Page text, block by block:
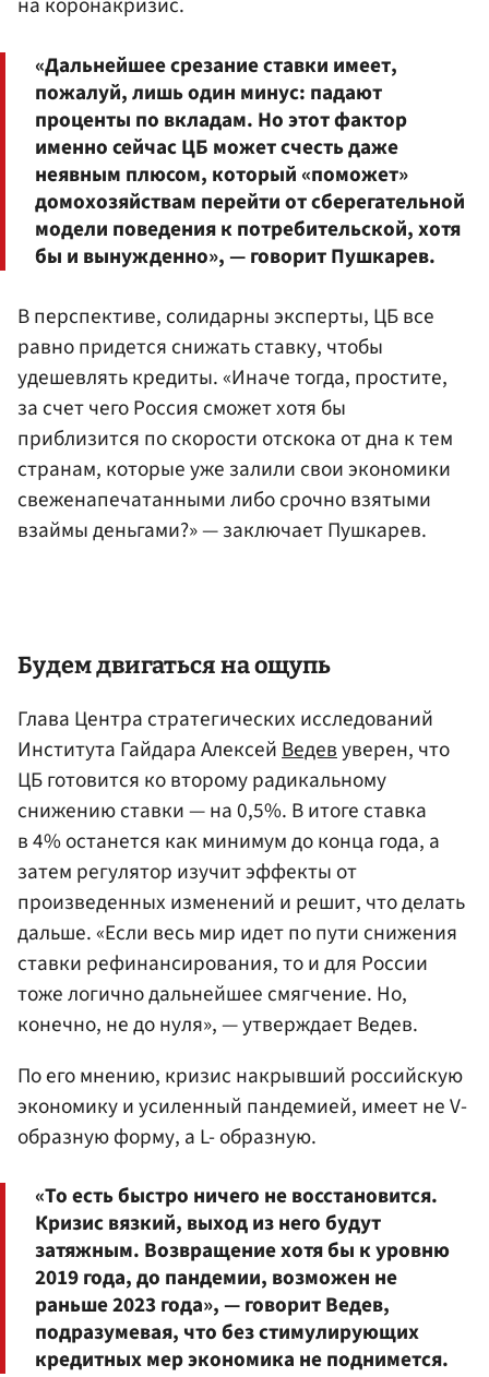
«Дальнейшее срезание ставки имеет,
пожалуй, лишь один минус: падают
проценты по вкладам. Но этот фактор
именно сейчас ЦБ может счесть даже
неявным плюсом, который «поможет»
домохозяйствам перейти от сберегательной
модели поведения к потребительской, хотя
бы и вынужденно», — говорит Пушкарев.
В перспективе, солидарны эксперты, ЦБ все
равно придется снижать ставку, чтобы
удешевлять кредиты. «Иначе тогда, простите,
за счет чего Россия сможет хотя бы
приблизится по скорости отскока от дна к тем
странам, которые уже залили свои экономики
свеженапечатанными либо срочно взятыми
взаймы деньгами?» — заключает Пушкарев.
Будем двигаться на ощупь
Глава Центра стратегических исследований
Института Гайдара Алексей Ведевуверен, что
ЦБ готовится ко второму радикальному
снижению ставки — на 0,5%. В итоге ставка
в 4% останется как минимум до конца года, а
затем регулятор изучит эффекты от
произведенных изменений и решит, что делать
дальше. «Если весь мир идет по пути снижения
ставки рефинансирования, то и для России
тоже логично дальнейшее смягчение. Но,
конечно, не до нуля», — утверждает Ведев.
По его мнению, кризис накрывший российскую
экономику и усиленный пандемией, имеет не V-
образную форму, а L- образную.
«То есть быстро ничего не восстановится.
Кризис вязкий, выход из него будут
затяжным. Возвращение хотя бы к уровню
2019 года, до пандемии, возможен не
раньше 2023 года», — говорит Ведев,
подразумевая, что без стимулирующих
кредитных мер экономика не поднимется.